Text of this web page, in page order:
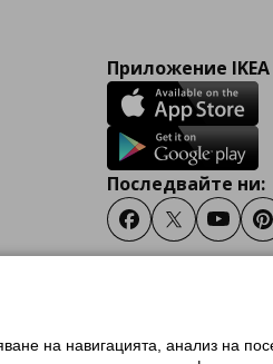
Приложение
Последвайте ни:
FacebookTwitterYoutube
бисквиткиУсловия за ползване на
на навигацията, анализ на